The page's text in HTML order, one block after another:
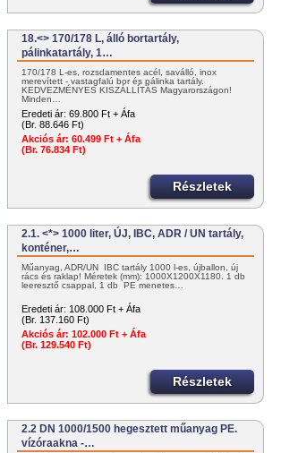
18.<> 170/178 L, álló bortartály,
pálinkatartály, 1…
170/178 L-es, rozsdamentes acél, saválló, inox
merevített - vastagfalú bor és pálinka tartály.
KEDVEZMÉNYES KISZÁLLÍTÁS Magyarországon!
Minden…
Eredeti ár: 69.800 Ft + Áfa
(Br. 88.646 Ft)
Akciós ár: 60.499 Ft + Áfa
(Br. 76.834 Ft)
Részletek
2.1. <*> 1000 liter, ÚJ, IBC, ADR / UN tartály,
konténer,…
Műanyag, ADR/UN IBC tartály 1000 l-es, újballon, új
rács és raklap! Méretek (mm): 1000X1200X1180. 1 db
leeresztő csappal, 1 db PE menetes…
Eredeti ár: 108.000 Ft + Áfa
(Br. 137.160 Ft)
Akciós ár: 102.000 Ft + Áfa
(Br. 129.540 Ft)
Részletek
2.2 DN 1000/1500 hegesztett műanyag PE.
vízóraakna -…